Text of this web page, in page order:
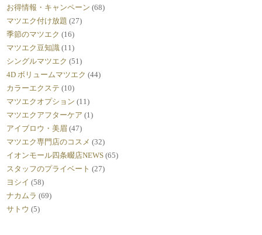
お得情報・キャンペーン (68)
マツエク付け放題 (27)
季節のマツエク (16)
マツエク豆知識 (11)
シングルマツエク (51)
4D ボリュームマツエク (44)
カラーエクステ (10)
マツエクオプション (11)
マツエクアフターケア (1)
アイブロウ・美眉 (47)
マツエク専門店のコスメ (32)
イオンモール四条畷店NEWS (65)
スタッフのプライベート (27)
ヨシイ (58)
ナカムラ (69)
サトウ (5)